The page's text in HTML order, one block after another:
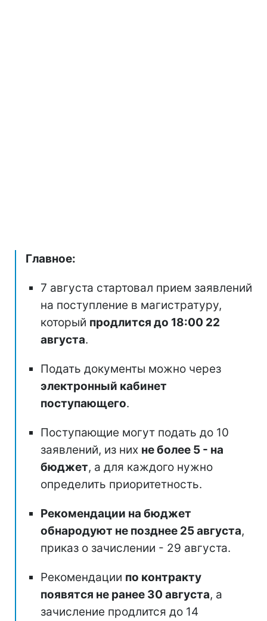
Главное:
7 августа стартовал прием заявлений
на поступление в магистратуру,
который продлится до 18:00 22
августа.
Подать документы можно через
электронный кабинет
поступающего.
Поступающие могут подать до 10
заявлений, из них не более 5 - на
бюджет, а для каждого нужно
определить приоритетность.
Рекомендации на бюджет
обнародуют не позднее 25 августа,
приказ о зачислении - 29 августа.
Рекомендации по контракту
появятся не ранее 30 августа, а
зачисление продлится до 14